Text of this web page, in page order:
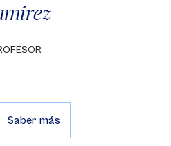
Saber más